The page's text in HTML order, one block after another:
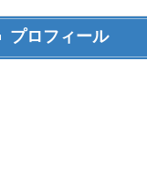
プロフィール